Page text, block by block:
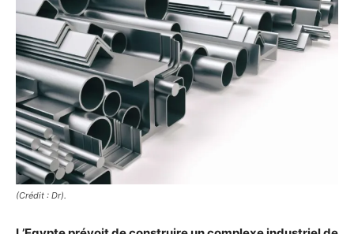
(Crédit : Dr).